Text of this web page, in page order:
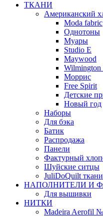
ТКАНИ
Американский
Moda fabric
Однотоны
Муары
Studio E
Maywood
Wilmington
Моррис
Free Spirit
Детские
Новый год
Наборы
Для бэка
Батик
Распродажа
Панели
Фактурный
Шуйские ситцы
JuliDoQuilt ткани
НАПОЛНИТЕЛИ И
Для вышивки
НИТКИ
Madeira Aerofil